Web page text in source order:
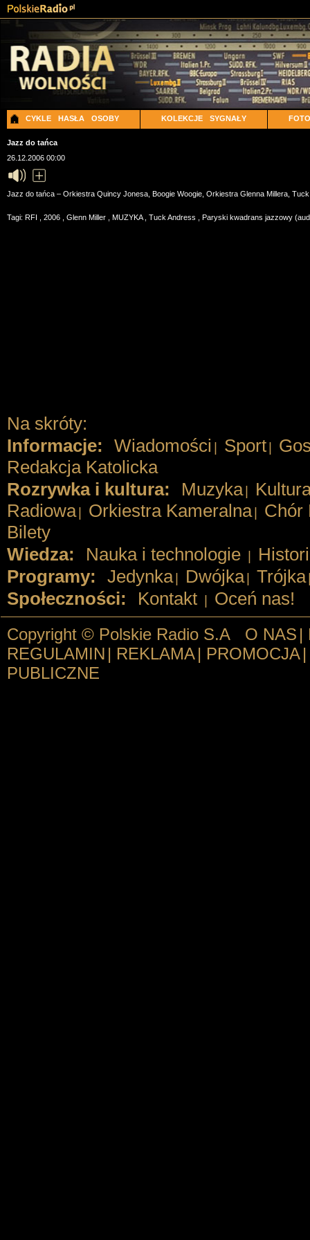
CYKLE HASŁA OSOBY KOLEKCJE SYGNAŁY FOTO
Jazz do tańca
26.12.2006 00:00
Jazz do tańca – Orkiestra Quincy Jonesa, Boogie Woogie, Orkiestra Glenna Millera,
Tagi: RFI 2006 Glenn Miller MUZYKA Tuck Andress Paryski kwadrans jazzowy
Na skróty:
Informacje: Wiadomości Sport
Redakcja Katolicka
Rozrywka i kultura:
Muzyka
Radiowa
Orkiestra Kameralna
Chór
Bilety
Wiedza:
Nauka i technologie
Programy: Jedynka Dwójka Trójka
Społeczności: Kontakt Oceń nas!
Copyright © Polskie Radio S.A O NAS |
REGULAMIN | REKLAMA | PROMOCJA |
PUBLICZNE